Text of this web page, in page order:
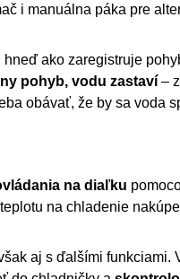
i manuálna páka pre
ako zaregistruje
pohyb, vodu zastaví –
obávať, že by sa voda
na diaľku
na chladenie
aj s ďalšími